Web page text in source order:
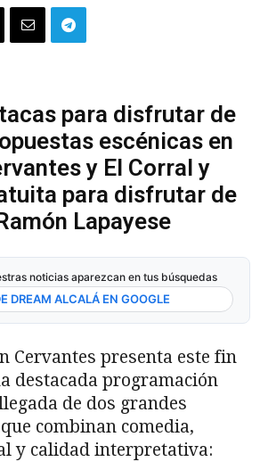
para disfrutar de
escénicas en
y El Corral y
para disfrutar de
Lapayese
noticias aparezcan en tus búsquedas
DREAM ALCALÁ EN GOOGLE
Cervantes presenta este fin
destacada programación
de dos grandes
combinan comedia,
y calidad interpretativa: